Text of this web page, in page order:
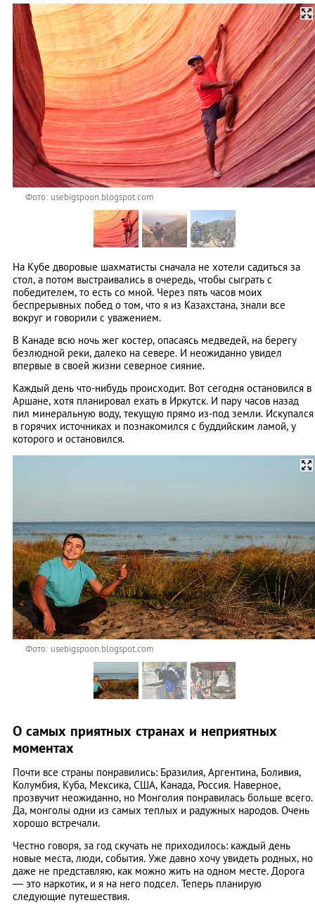
Фото: usebigspoon.blogspot.com
На Кубе дворовые шахматисты сначала не хотели садиться за
стол, а потом выстраивались в очередь, чтобы сыграть с
победителем, то есть со мной. Через пять часов моих
беспрерывных побед о том, что я из Казахстана, знали все
вокруг и говорили с уважением.
В Канаде всю ночь жег костер, опасаясь медведей, на берегу
безлюдной реки, далеко на севере. И неожиданно увидел
впервые в своей жизни северное сияние.
Каждый день что-нибудь происходит. Вот сегодня остановился в
Аршане, хотя планировал ехать в Иркутск. И пару часов назад
пил минеральную воду, текущую прямо из-под земли. Искупался
в горячих источниках и познакомился с буддийским ламой, у
которого и остановился.
Фото: usebigspoon.blogspot.com
О самых приятных странах и неприятных
моментах
Почти все страны понравились: Бразилия, Аргентина, Боливия,
Колумбия, Куба, Мексика, США, Канада, Россия. Наверное,
прозвучит неожиданно, но Монголия понравилась больше всего.
Да, монголы одни из самых теплых и радужных народов. Очень
хорошо встречали.
Честно говоря, за год скучать не приходилось: каждый день
новые места, люди, события. Уже давно хочу увидеть родных, но
даже не представляю, как можно жить на одном месте. Дорога
— это наркотик, и я на него подсел. Теперь планирую
следующие путешествия.